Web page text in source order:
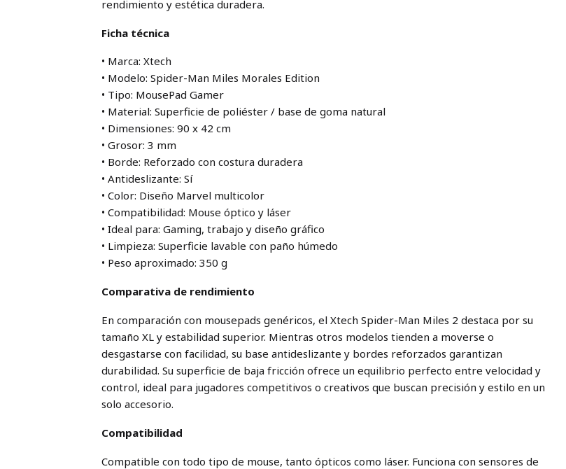
rendimiento y estética duradera.
Ficha técnica
• Marca: Xtech
• Modelo: Spider-Man Miles Morales Edition
• Tipo: MousePad Gamer
• Material: Superficie de poliéster / base de goma natural
• Dimensiones: 90 x 42 cm
• Grosor: 3 mm
• Borde: Reforzado con costura duradera
• Antideslizante: Sí
• Color: Diseño Marvel multicolor
• Compatibilidad: Mouse óptico y láser
• Ideal para: Gaming, trabajo y diseño gráfico
• Limpieza: Superficie lavable con paño húmedo
• Peso aproximado: 350 g
Comparativa de rendimiento
En comparación con mousepads genéricos, el Xtech Spider-Man Miles 2 destaca por su
tamaño XL y estabilidad superior. Mientras otros modelos tienden a moverse o
desgastarse con facilidad, su base antideslizante y bordes reforzados garantizan
durabilidad. Su superficie de baja fricción ofrece un equilibrio perfecto entre velocidad y
control, ideal para jugadores competitivos o creativos que buscan precisión y estilo en un
solo accesorio.
Compatibilidad
Compatible con todo tipo de mouse, tanto ópticos como láser. Funciona con sensores de